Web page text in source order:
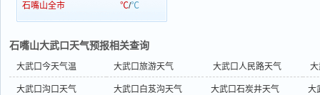
石嘴山全市 ℃/℃
石嘴山大武口天气预报相关查询
大武口今天气温 大武口旅游天气 大武口人民路天气
大武口沟口天气 大武口白芨沟天气 大武口石炭井天气 大